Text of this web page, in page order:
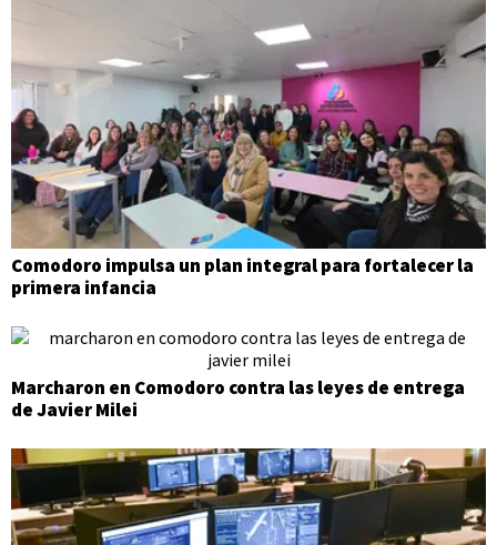
Comodoro impulsa un plan integral para fortalecer la
primera infancia
Marcharon en Comodoro contra las leyes de entrega
de Javier Milei